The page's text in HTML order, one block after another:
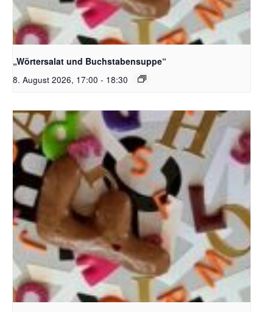
Bildquelle_ Pixabay Free_Christoph Meinersmann
„Wörtersalat und Buchstabensuppe“
8. August 2026, 17:00 - 18:30
Bildquelle_ Pixabay Free_Christoph Meinersmann